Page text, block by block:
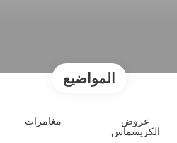
المواضيع
عروض
الكريسماس
مغامرات